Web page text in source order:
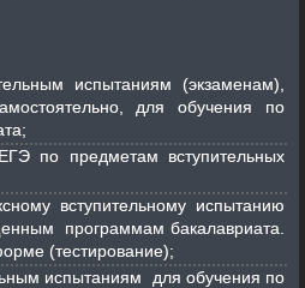
испытаниям (экзаменам),
для обучения по
по предметам вступительных
вступительному испытанию
Экзамен в письменной форме (тестирование);
испытаниям для обучения по